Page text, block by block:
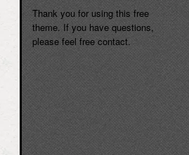
Thank you for using this free
theme. If you have questions,
please feel free contact.